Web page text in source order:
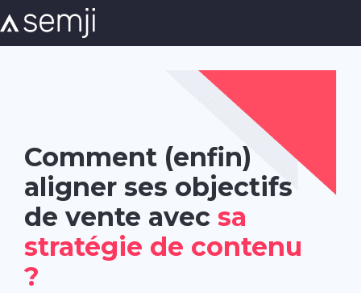
Comment (enfin)
aligner ses objectifs
de vente avec sa
stratégie de contenu
?